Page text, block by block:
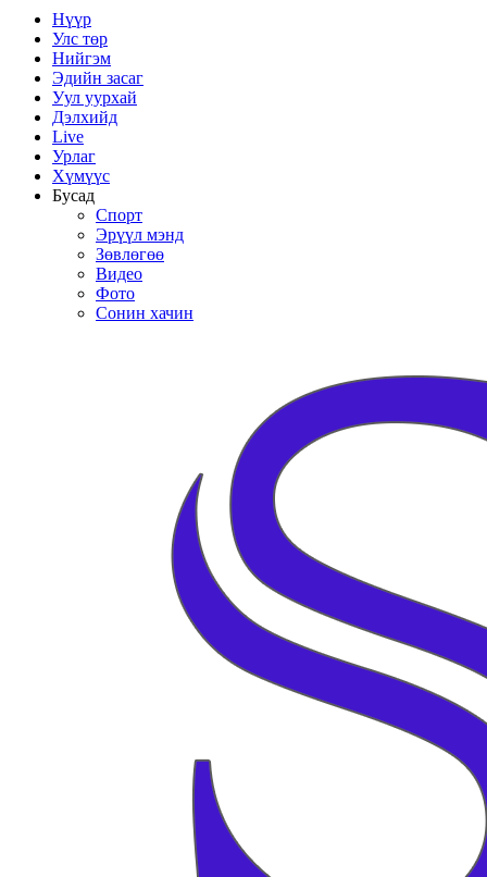
Нүүр
Улс төр
Нийгэм
Эдийн засаг
Уул уурхай
Дэлхийд
Live
Урлаг
Хүмүүс
Бусад
Спорт
Эрүүл мэнд
Зөвлөгөө
Видео
Фото
Сонин хачин